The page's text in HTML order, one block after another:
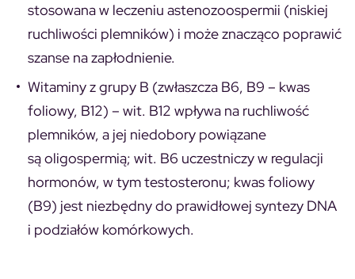
stosowana w leczeniu astenozoospermii (niskiej
ruchliwości plemników) i może znacząco poprawić
szanse na zapłodnienie.
Witaminy z grupy B (zwłaszcza B6, B9 – kwas
foliowy, B12) – wit. B12 wpływa na ruchliwość
plemników, a jej niedobory powiązane
są oligospermią; wit. B6 uczestniczy w regulacji
hormonów, w tym testosteronu; kwas foliowy
(B9) jest niezbędny do prawidłowej syntezy DNA
i podziałów komórkowych.